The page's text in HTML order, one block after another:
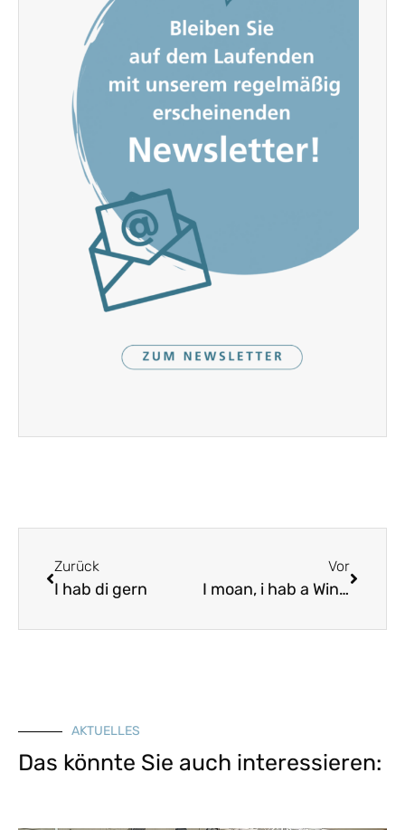
Zurück
I hab di gern
Vor
I moan, i hab a Winderl gspürt
AKTUELLES
Das könnte Sie auch interessieren: